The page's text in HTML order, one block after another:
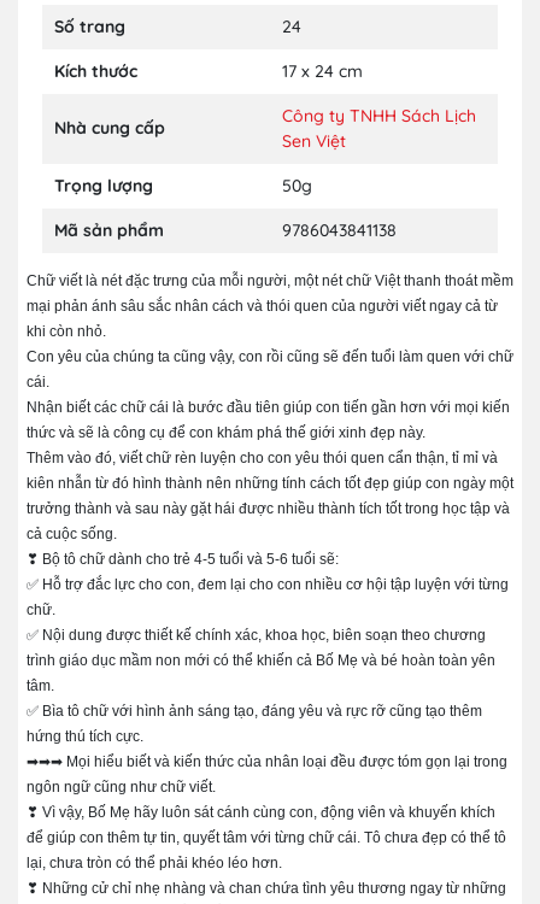
Số trang 24
Kích thước 17 x 24 cm
Nhà cung cấp
Công ty TNHH Sách Lịch
Sen Việt
Trọng lượng 50g
Mã sản phẩm 9786043841138
Chữ viết là nét đặc trưng của mỗi người, một nét chữ Việt thanh thoát mềm
mại phản ánh sâu sắc nhân cách và thói quen của người viết ngay cả từ
khi còn nhỏ.
Con yêu của chúng ta cũng vậy, con rồi cũng sẽ đến tuổi làm quen với chữ
cái.
Nhận biết các chữ cái là bước đầu tiên giúp con tiến gần hơn với mọi kiến
thức và sẽ là công cụ để con khám phá thế giới xinh đẹp này.
Thêm vào đó, viết chữ rèn luyện cho con yêu thói quen cẩn thận, tỉ mỉ và
kiên nhẫn từ đó hình thành nên những tính cách tốt đẹp giúp con ngày một
trưởng thành và sau này gặt hái được nhiều thành tích tốt trong học tập và
cả cuộc sống.
❣ Bộ tô chữ dành cho trẻ 4-5 tuổi và 5-6 tuổi sẽ:
✅ Hỗ trợ đắc lực cho con, đem lại cho con nhiều cơ hội tập luyện với từng
chữ.
✅ Nội dung được thiết kế chính xác, khoa học, biên soạn theo chương
trình giáo dục mầm non mới có thể khiến cả Bố Mẹ và bé hoàn toàn yên
tâm.
✅ Bìa tô chữ với hình ảnh sáng tạo, đáng yêu và rực rỡ cũng tạo thêm
hứng thú tích cực.
➡➡➡ Mọi hiểu biết và kiến thức của nhân loại đều được tóm gọn lại trong
ngôn ngữ cũng như chữ viết.
❣ Vì vậy, Bố Mẹ hãy luôn sát cánh cùng con, động viên và khuyến khích
để giúp con thêm tự tin, quyết tâm với từng chữ cái. Tô chưa đẹp có thể tô
lại, chưa tròn có thể phải khéo léo hơn.
❣ Những cử chỉ nhẹ nhàng và chan chứa tình yêu thương ngay từ những